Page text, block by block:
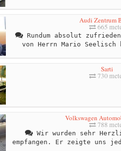
Audi Zentrum
665
Rundum absolut
von Herrn Mario Seelisch
Sarti
730
Volkswagen
788
Wir wurden sehr
empfangen. Er zeigte uns